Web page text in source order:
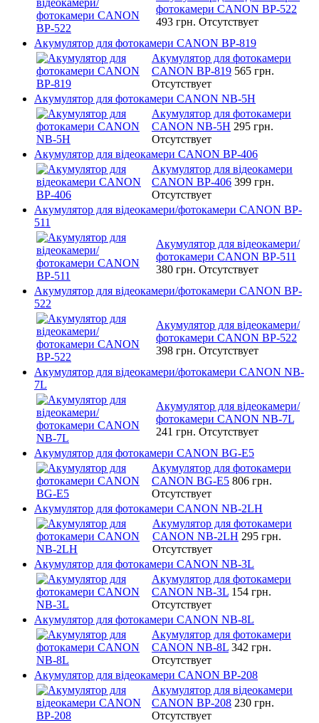
фотокамери CANON BP-522
493 грн. Отсутствует
Акумулятор для фотокамери CANON BP-819
Акумулятор для фотокамери
CANON BP-819 565 грн.
Отсутствует
Акумулятор для фотокамери CANON NB-5H
Акумулятор для фотокамери
CANON NB-5H 295 грн.
Отсутствует
Акумулятор для відеокамери CANON BP-406
Акумулятор для відеокамери
CANON BP-406 399 грн.
Отсутствует
Акумулятор для відеокамери/фотокамери CANON BP-
511
Акумулятор для відеокамери/
фотокамери CANON BP-511
380 грн. Отсутствует
Акумулятор для відеокамери/фотокамери CANON BP-
522
Акумулятор для відеокамери/
фотокамери CANON BP-522
398 грн. Отсутствует
Акумулятор для відеокамери/фотокамери CANON NB-
7L
Акумулятор для відеокамери/
фотокамери CANON NB-7L
241 грн. Отсутствует
Акумулятор для фотокамери CANON BG-E5
Акумулятор для фотокамери
CANON BG-E5 806 грн.
Отсутствует
Акумулятор для фотокамери CANON NB-2LH
Акумулятор для фотокамери
CANON NB-2LH 295 грн.
Отсутствует
Акумулятор для фотокамери CANON NB-3L
Акумулятор для фотокамери
CANON NB-3L 154 грн.
Отсутствует
Акумулятор для фотокамери CANON NB-8L
Акумулятор для фотокамери
CANON NB-8L 342 грн.
Отсутствует
Акумулятор для відеокамери CANON BP-208
Акумулятор для відеокамери
CANON BP-208 230 грн.
Отсутствует